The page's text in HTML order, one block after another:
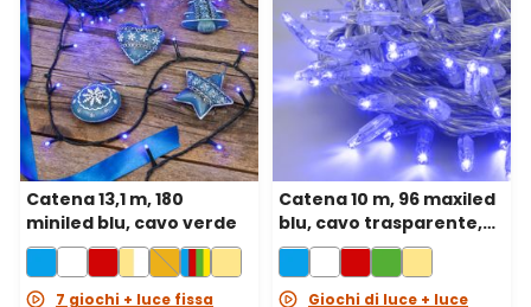
Catena 13,1 m, 180
miniled blu, cavo verde
7 giochi + luce fissa
Catena 10 m, 96 maxiled
blu, cavo trasparente,
prolungabile
Giochi di luce + luce